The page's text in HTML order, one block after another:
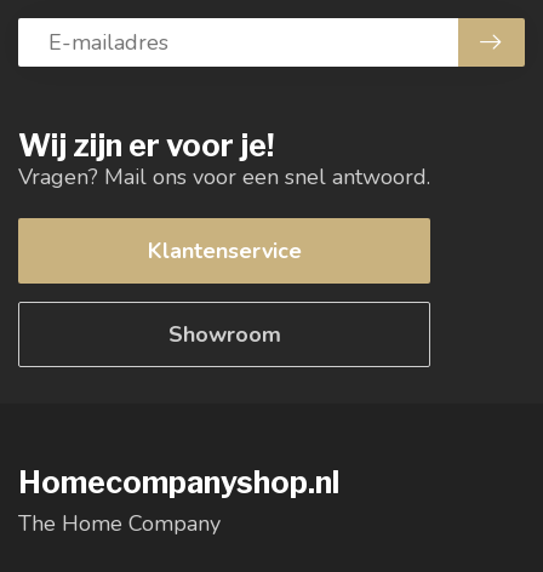
Wij zijn er voor je!
Vragen? Mail ons voor een snel antwoord.
Klantenservice
Showroom
Homecompanyshop.nl
The Home Company